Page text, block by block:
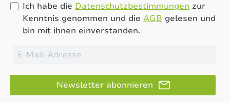
Ich habe die Datenschutzbestimmungen zur
Kenntnis genommen und die AGB gelesen und
bin mit ihnen einverstanden.
Newsletter abonnieren